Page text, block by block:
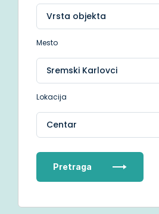
Mesto
Lokacija
Centar
Pretraga